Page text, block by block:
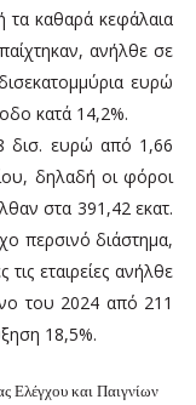
καθαρά κεφάλαια
ανήλθε σε
ευρώ
κατά 14,2%.
δισ. ευρώ από 1,66
δηλαδή οι φόροι
στα 391,42 εκατ.
περσινό διάστημα,
εταιρείες ανήλθε
του 2024 από 211
18,5%.
Ελέγχου και Παιγνίων